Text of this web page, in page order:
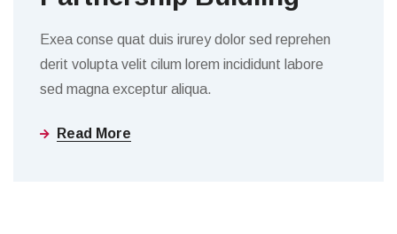
Exea conse quat duis irurey dolor sed reprehen
derit volupta velit cilum lorem incididunt labore
sed magna exceptur aliqua.
Read More